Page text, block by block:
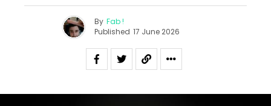
By Fab !
Published 17 June 2026